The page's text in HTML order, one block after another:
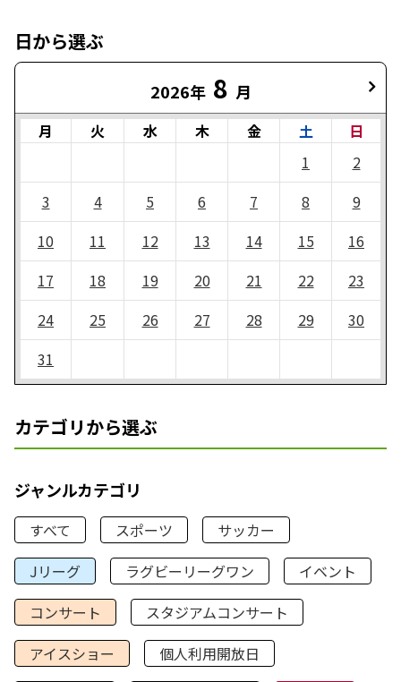
日から選ぶ
2026年 8 月
月 火 水 木 金 土
日
1
2
3
4 5 6 7 8
9
10
11 12 13 14 15
16
17
18 19 20 21 22
23
24
25 26 27 28 29
30
31
カテゴリから選ぶ
ジャンルカテゴリ
すべて スポーツ
サッカー
Jリーグ
ラグビーリーグワン
イベント
コンサート
スタジアムコンサート
アイスショー
個人利用開放日